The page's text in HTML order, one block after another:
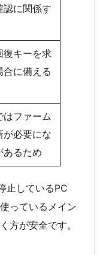
認に関係す
復キーを求
合に備える
はファーム
が必要にな
あるため
止しているPC
っているメイン
方が安全です。